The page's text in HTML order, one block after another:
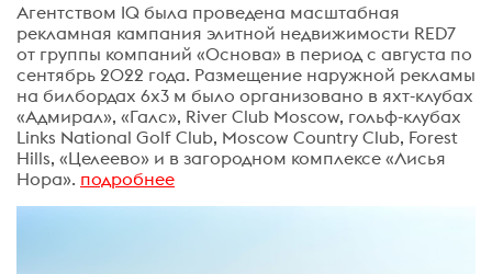
Агентством IQ была проведена масштабная
рекламная кампания элитной недвижимости RED7
от группы компаний «Основа» в период с августа по
сентябрь 2022 года. Размещение наружной рекламы
на билбордах 6х3 м было организовано в яхт-клубах
«Адмирал», «Галс», River Club Moscow, гольф-клубах
Links National Golf Club, Moscow Country Club, Forest
Hills, «Целеево» и в загородном комплексе «Лисья
Нора». подробнее